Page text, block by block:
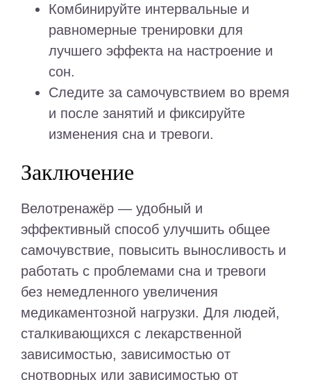
Комбинируйте интервальные и
равномерные тренировки для
лучшего эффекта на настроение и
сон.
Следите за самочувствием во время
и после занятий и фиксируйте
изменения сна и тревоги.
Заключение
Велотренажёр — удобный и
эффективный способ улучшить общее
самочувствие, повысить выносливость и
работать с проблемами сна и тревоги
без немедленного увеличения
медикаментозной нагрузки. Для людей,
сталкивающихся с лекарственной
зависимостью, зависимостью от
снотворных или зависимостью от